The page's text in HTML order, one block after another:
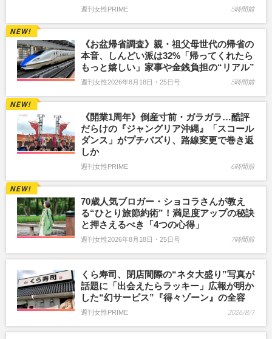
週刊女性PRIME 5時間前
《お盆帰省調査》親・祖父母世代の帰省の
本音、しんどい派は32%「帰ってくれたら
もっと嬉しい」家事や金銭負担の“リアル”
週刊女性2026年8月18日・25日号 5時間前
《開業1周年》倒産寸前・ガラガラ…酷評
だらけの『ジャングリア沖縄』「スコール
ダンス」がプチバズり、路線変更で巻き返
しか
週刊女性PRIME 6時間前
70歳人気ブロガー・ショコラさんが教え
る“ひとり旅節約術”！満足度アップの秘訣
と押さえるべき「4つの心得」
週刊女性2026年8月18日・25日号 7時間前
くら寿司、閉店間際の“ネタ大盛り”写真が
話題に「出会えたらラッキー」広報が明か
した“幻サービス”『得々ゾーン』の全容
週刊女性PRIME 2026/8/7